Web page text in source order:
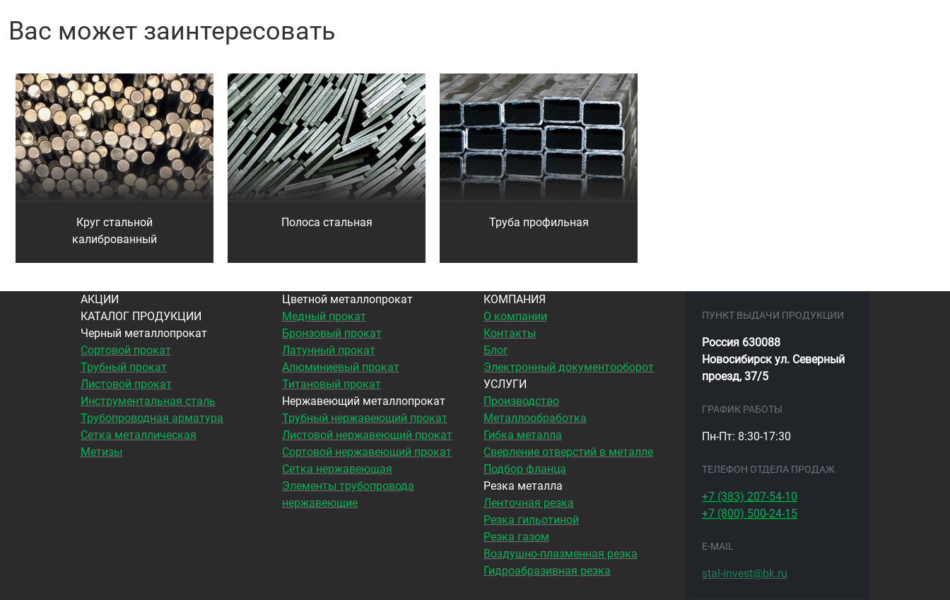
Вас может заинтересовать
Круг стальной
калиброванный
Полоса стальная Труба профильная
АКЦИИ
КАТАЛОГ ПРОДУКЦИИ
Черный металлопрокат
Сортовой прокат
Трубный прокат
Листовой прокат
Инструментальная сталь
Трубопроводная арматура
Сетка металлическая
Метизы
Цветной металлопрокат
Медный прокат
Бронзовый прокат
Латунный прокат
Алюминиевый прокат
Титановый прокат
Нержавеющий металлопрокат
Трубный нержавеющий прокат
Листовой нержавеющий прокат
Сортовой нержавеющий прокат
Сетка нержавеющая
Элементы трубопровода
нержавеющие
КОМПАНИЯ
О компании
Контакты
Блог
Электронный документооборот
УСЛУГИ
Производство
Металлообработка
Гибка металла
Сверление отверстий в металле
Подбор фланца
Резка металла
Ленточная резка
Резка гильотиной
Резка газом
Воздушно-плазменная резка
Гидроабразивная резка
ПУНКТ ВЫДАЧИ ПРОДУКЦИИ
Россия 630088
Новосибирск ул. Северный
проезд, 37/5
ГРАФИК РАБОТЫ
Пн-Пт: 8:30-17:30
ТЕЛЕФОН ОТДЕЛА ПРОДАЖ
+7 (383) 207-54-10
+7 (800) 500-24-15
E-MAIL
stal-invest@bk.ru